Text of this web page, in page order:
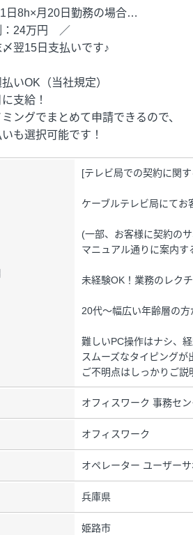
日8h×月20日勤務の場合…
24万円 ／
翌15日支払いです♪
いOK（当社規定）
支給！
ングでまとめて申請できるので、
も選択可能です！
[テレビ局での契約に関
ケーブルテレビ局にて
(一部、お客様に契約の
マニュアル通りに案内す
未経験OK！業務のレク
20代～幅広い年齢層の方
難しいPC操作はナシ、
スムーズなタイピングが
ご不明点はしっかりご説
オフィスワーク 事務セ
オフィスワーク
オペレーター ユーザー
兵庫県
姫路市